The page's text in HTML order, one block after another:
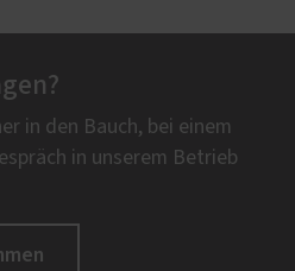
in den Bauch, bei einem
in unserem Betrieb